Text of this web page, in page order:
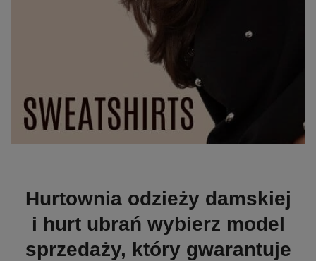
Hurtownia odzieży damskiej
i hurt ubrań wybierz model
sprzedaży, który gwarantuje